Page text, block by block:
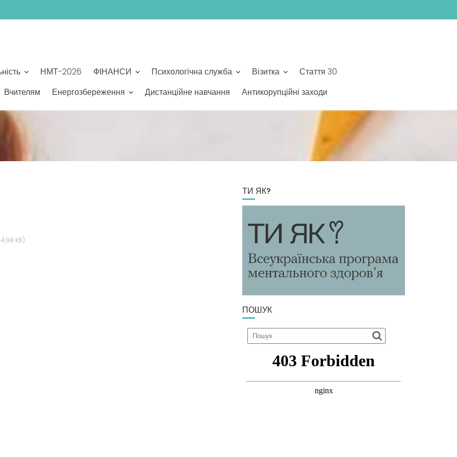
НМТ-2026 ФІНАНСИ Психологічна служба Візитка
Стаття 30
Вчителям Енергозбереження Дистанційне навчання Антикорупційні заходи
ТИ ЯК?
ПОШУК